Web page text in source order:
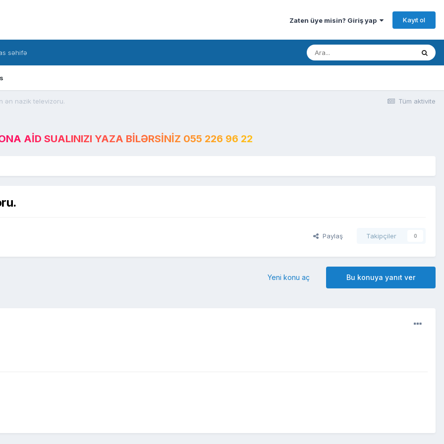
Zaten üye misin? Giriş yap Kayıt ol
səhifə
Tüm aktivite
ən nazik televizoru.
AID SUALINIZI YAZA BILƏRSINIZ 055 226 96 22
Paylaş Takipçiler 0
Bu konuya yanıt ver
Yeni konu aç